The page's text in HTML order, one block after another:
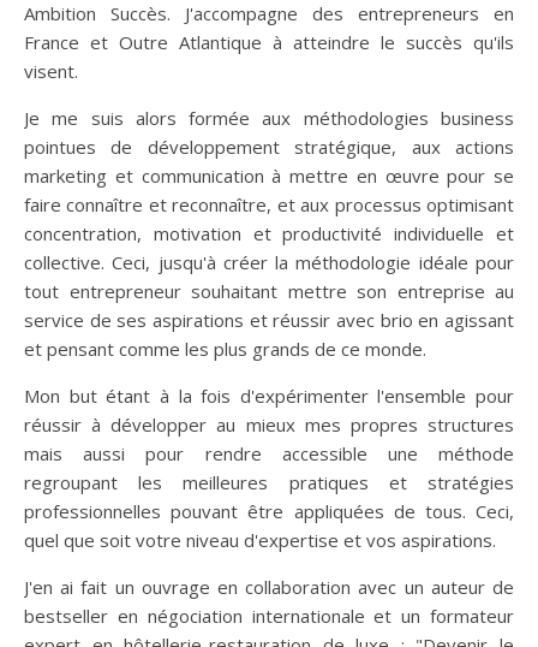
Ambition Succès. J'accompagne des entrepreneurs en
France et Outre Atlantique à atteindre le succès qu'ils
visent.
Je me suis alors formée aux méthodologies business
pointues de développement stratégique, aux actions
marketing et communication à mettre en œuvre pour se
faire connaître et reconnaître, et aux processus optimisant
concentration, motivation et productivité individuelle et
collective. Ceci, jusqu'à créer la méthodologie idéale pour
tout entrepreneur souhaitant mettre son entreprise au
service de ses aspirations et réussir avec brio en agissant
et pensant comme les plus grands de ce monde.
Mon but étant à la fois d'expérimenter l'ensemble pour
réussir à développer au mieux mes propres structures
mais aussi pour rendre accessible une méthode
regroupant les meilleures pratiques et stratégies
professionnelles pouvant être appliquées de tous. Ceci,
quel que soit votre niveau d'expertise et vos aspirations.
J'en ai fait un ouvrage en collaboration avec un auteur de
bestseller en négociation internationale et un formateur